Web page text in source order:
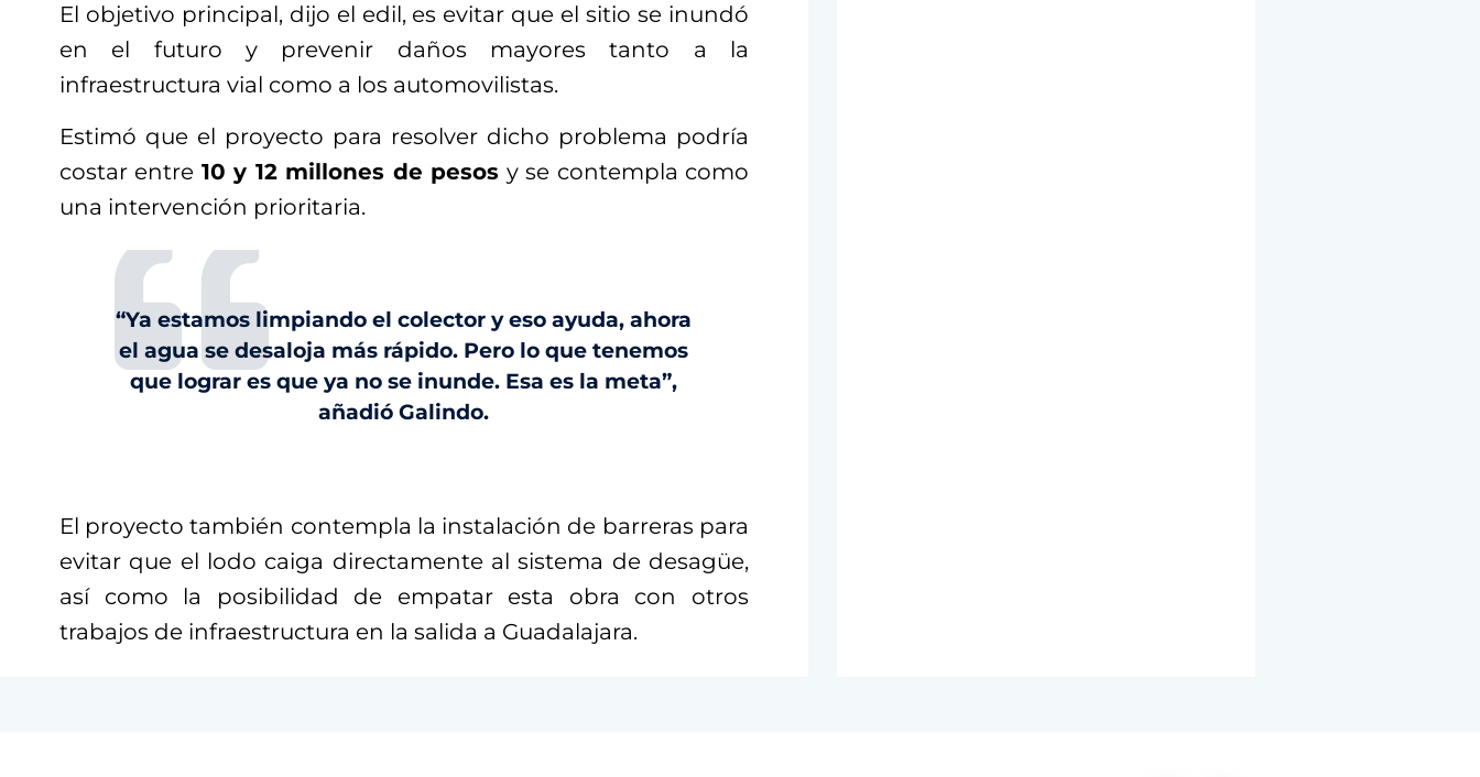
El objetivo principal, dijo el edil, es evitar que el sitio se inundó
en el futuro y prevenir daños mayores tanto a la
infraestructura vial como a los automovilistas.
Estimó que el proyecto para resolver dicho problema podría
costar entre 10 y 12 millones de pesos y se contempla como
una intervención prioritaria.
“Ya estamos limpiando el colector y eso ayuda, ahora
el agua se desaloja más rápido. Pero lo que tenemos
que lograr es que ya no se inunde. Esa es la meta”,
añadió Galindo.
El proyecto también contempla la instalación de barreras para
evitar que el lodo caiga directamente al sistema de desagüe,
así como la posibilidad de empatar esta obra con otros
trabajos de infraestructura en la salida a Guadalajara.